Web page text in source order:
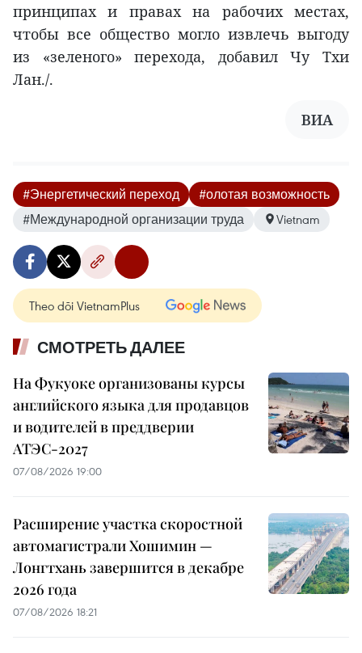
принципах и правах на рабочих местах,
чтобы все общество могло извлечь выгоду
из «зеленого» перехода, добавил Чу Тхи
Лан./.
ВИА
#Энергетический переход
#олотая возможность
#Международной организации труда
Vietnam
Theo dõi VietnamPlus
СМОТРЕТЬ ДАЛЕЕ
На Фукуоке организованы курсы
английского языка для продавцов
и водителей в преддверии
АТЭС-2027
07/08/2026 19:00
Расширение участка скоростной
автомагистрали Хошимин —
Лонгтхань завершится в декабре
2026 года
07/08/2026 18:21